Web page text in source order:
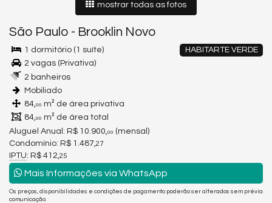
mostrar todas as fotos
São Paulo - Brooklin Novo
HABITARTE VERDE
1 dormitório (1 suíte)
2 vagas (Privativa)
2 banheiros
Mobiliado
84,00 m² de área privativa
84,00 m² de área total
Aluguel Anual: R$ 10.900,00 (mensal)
Condomínio: R$ 1.487,27
IPTU: R$ 412,25
Mais Informações via WhatsApp
Os preços, disponibilidades e condições de pagamento poderão ser alterados sem prévia
comunicação.